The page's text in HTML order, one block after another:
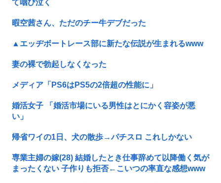
て咽び泣く
暇空茜さん、ただのチー牛デブだった
▲エッヂボートレース部に新たな伝説が生まれるwww
妻の裸で勃起しなくなった
メディア「PS6はPS5の2倍超の性能に」
婚活女子 「婚活市場にいる男性はとにかく容姿が悪
い」
帰省ワイの1日、犬の散歩→パチスロ これしかない
専業主婦の嫁(28) 結婚したとき仕事辞めて以降働く気が
まったくない 子作りも拒否←こいつの率直な感想www